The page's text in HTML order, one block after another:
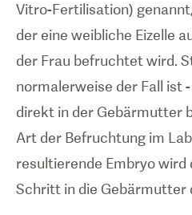
Vitro-Fertilisation)
der eine weibliche Eizelle
der Frau befruchtet wird.
normalerweise der Fall ist
direkt in der Gebärmutter
Art der Befruchtung im
resultierende Embryo wird
Schritt in die Gebärmutter